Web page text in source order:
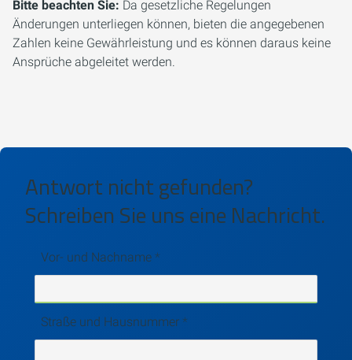
Bitte beachten Sie: Da gesetzliche Regelungen
Änderungen unterliegen können, bieten die angegebenen
Zahlen keine Gewährleistung und es können daraus keine
Ansprüche abgeleitet werden.
Antwort nicht gefunden?
Schreiben Sie uns eine Nachricht.
Vor- und Nachname
Straße und Hausnummer